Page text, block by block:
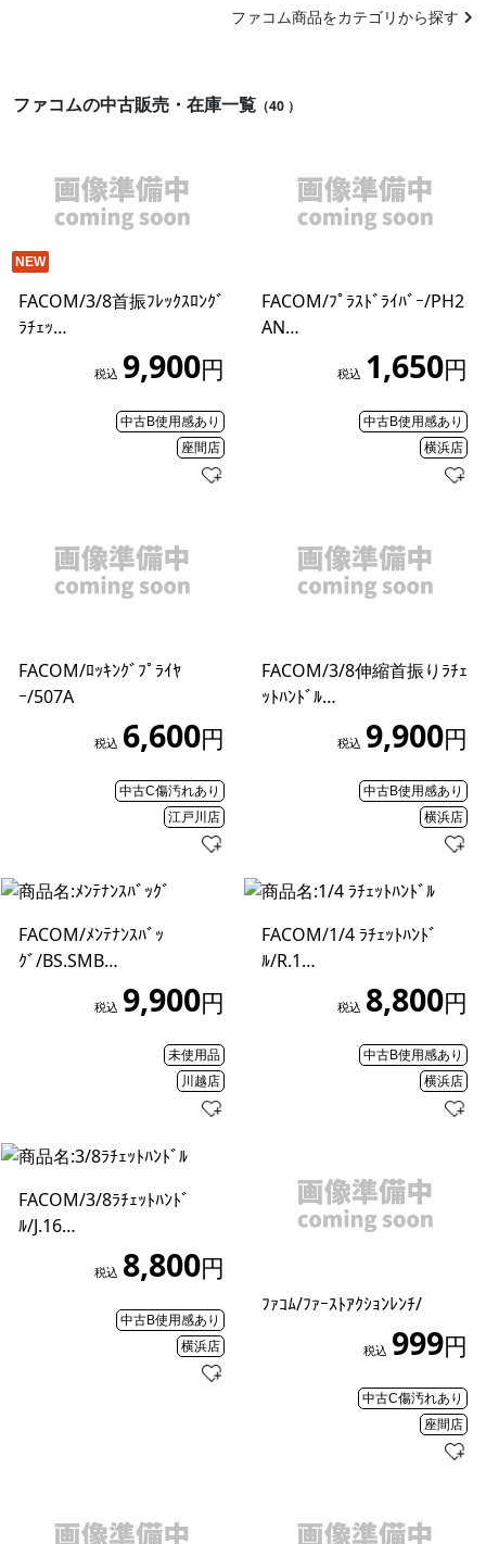
ファコム商品をカテゴリから探す
ファコムの中古販売・在庫一覧 （40 ）
NEW
FACOM/3/8首振ﾌﾚｯｸｽﾛﾝｸﾞ
ﾗﾁｪｯ…
税込 9,900円
中古B使用感あり
座間店
FACOM/ﾌﾟﾗｽﾄﾞﾗｲﾊﾞｰ/PH2
AN…
税込 1,650円
中古B使用感あり
横浜店
FACOM/ﾛｯｷﾝｸﾞﾌﾟﾗｲﾔ
ｰ/507A
税込 6,600円
中古C傷汚れあり
江戸川店
FACOM/3/8伸縮首振りﾗﾁｪ
ｯﾄﾊﾝﾄﾞﾙ…
税込 9,900円
中古B使用感あり
横浜店
FACOM/ﾒﾝﾃﾅﾝｽﾊﾞｯ
ｸﾞ/BS.SMB…
税込 9,900円
未使用品
川越店
FACOM/1/4 ﾗﾁｪｯﾄﾊﾝﾄﾞ
ﾙ/R.1…
税込 8,800円
中古B使用感あり
横浜店
FACOM/3/8ﾗﾁｪｯﾄﾊﾝﾄﾞ
ﾙ/J.16…
税込 8,800円
中古B使用感あり
横浜店
ﾌｧｺﾑ/ﾌｧｰｽﾄｱｸｼｮﾝﾚﾝﾁ/
税込 999円
中古C傷汚れあり
座間店